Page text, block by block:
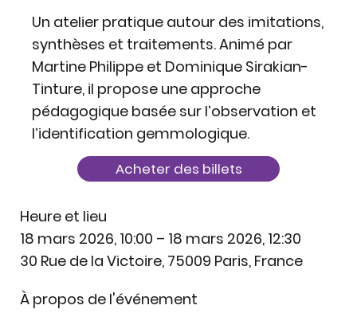
Un atelier pratique autour des imitations,
synthèses et traitements. Animé par
Martine Philippe et Dominique Sirakian-
Tinture, il propose une approche
pédagogique basée sur l’observation et
l’identification gemmologique.
Acheter des billets
Heure et lieu
18 mars 2026, 10:00 – 18 mars 2026, 12:30
30 Rue de la Victoire, 75009 Paris, France
À propos de l'événement